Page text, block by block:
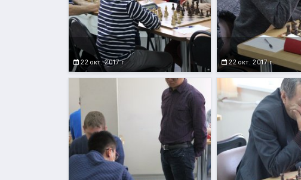
22 окт. 2017 г. 22 окт. 2017 г.